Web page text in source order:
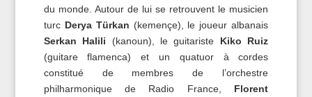
du monde. Autour de lui se retrouvent le musicien
turc Derya Türkan (kemençe), le joueur albanais
Serkan Halili (kanoun), le guitariste Kiko Ruiz
(guitare flamenca) et un quatuor à cordes
constitué de membres de l’orchestre
philharmonique de Radio France, Florent